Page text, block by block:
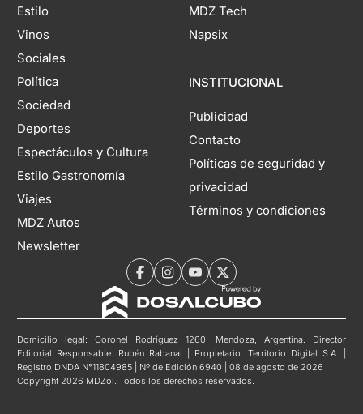
Estilo
Vinos
Sociales
Política
Sociedad
Deportes
Espectáculos y Cultura
Estilo Gastronomía
Viajes
MDZ Autos
Newsletter
MDZ Tech
Napsix
INSTITUCIONAL
Publicidad
Contacto
Políticas de seguridad y
privacidad
Términos y condiciones
Domicilio legal: Coronel Rodríguez 1260, Mendoza, Argentina. Director
Editorial Responsable: Rubén Rabanal | Propietario: Territorio Digital S.A. |
Registro DNDA N°11804985 | Nº de Edición 6940 | 08 de agosto de 2026
Copyright 2026 MDZol. Todos los derechos reservados.